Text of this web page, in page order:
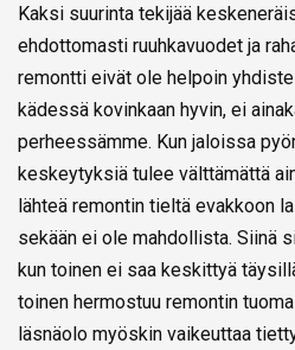
Kaksi suurinta tekijää
ehdottomasti ruuhkavuodet ja
remontti eivät ole helpoin
kädessä kovinkaan hyvin, ei
perheessämme. Kun jaloissa
keskeytyksiä tulee välttämättä
lähteä remontin tieltä evakkoon
sekään ei ole mahdollista. Siinä
kun toinen ei saa keskittyä
toinen hermostuu remontin
läsnäolo myöskin vaikeuttaa